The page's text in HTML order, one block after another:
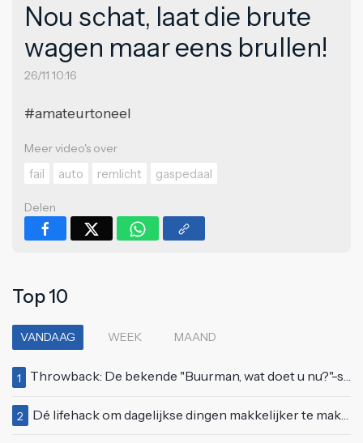
Nou schat, laat die brute
wagen maar eens brullen!
26/11 10:16
#amateurtoneel
Meer video's over
fail
auto remlicht gaspedaal
Delen
Top 10
VANDAAG WEEK MAAND
1 Throwback: De bekende "Buurman, wat doet u nu?"-scène uit Flodder met Tatjana Šimić
2 Dé lifehack om dagelijkse dingen makkelijker te maken